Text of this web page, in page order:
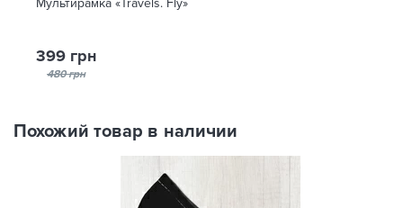
Мультирамка «Travels. Fly»
399 грн
480 грн
Похожий товар в наличии